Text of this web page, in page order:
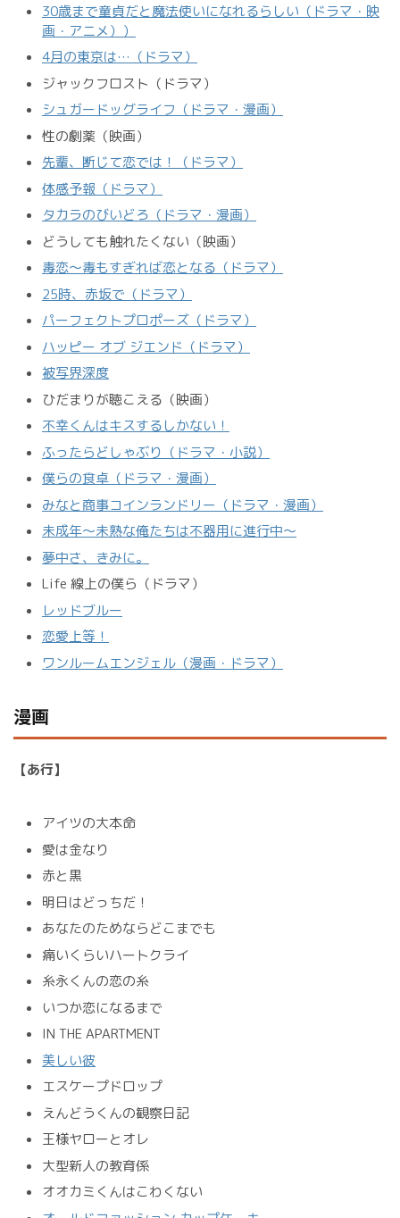
30歳まで童貞だと魔法使いになれるらしい（ドラマ・映
画・アニメ））
4月の東京は…（ドラマ）
ジャックフロスト（ドラマ）
シュガードッグライフ（ドラマ・漫画）
性の劇薬（映画）
先輩、断じて恋では！（ドラマ）
体感予報（ドラマ）
タカラのびいどろ（ドラマ・漫画）
どうしても触れたくない（映画）
毒恋～毒もすぎれば恋となる（ドラマ）
25時、赤坂で（ドラマ）
パーフェクトプロポーズ（ドラマ）
ハッピー オブ ジエンド（ドラマ）
被写界深度
ひだまりが聴こえる（映画）
不幸くんはキスするしかない！
ふったらどしゃぶり（ドラマ・小説）
僕らの食卓（ドラマ・漫画）
みなと商事コインランドリー（ドラマ・漫画）
未成年～未熟な俺たちは不器用に進行中～
夢中さ、きみに。
Life 線上の僕ら（ドラマ）
レッドブルー
恋愛上等！
ワンルームエンジェル（漫画・ドラマ）
漫画
【あ行】
アイツの大本命
愛は金なり
赤と黒
明日はどっちだ！
あなたのためならどこまでも
痛いくらいハートクライ
糸永くんの恋の糸
いつか恋になるまで
IN THE APARTMENT
美しい彼
エスケープドロップ
えんどうくんの観察日記
王様ヤローとオレ
大型新人の教育係
オオカミくんはこわくない